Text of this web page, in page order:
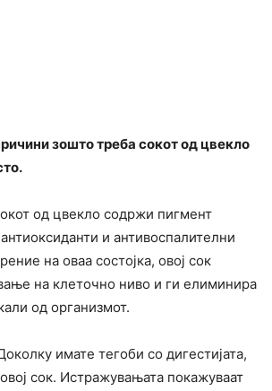
зошто треба сокот од цвекло
од цвекло содржи пигмент
и антивоспалителни
на оваа состојка, овој сок
на клеточно ниво и ги елиминира
од организмот.
имате тегоби со дигестијата,
сок. Истражувањата покажуваат